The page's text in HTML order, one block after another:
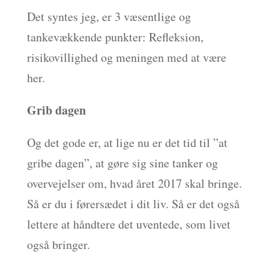
Det syntes jeg, er 3 væsentlige og
tankevækkende punkter: Refleksion,
risikovillighed og meningen med at være
her.
Grib dagen
Og det gode er, at lige nu er det tid til ”at
gribe dagen”, at gøre sig sine tanker og
overvejelser om, hvad året 2017 skal bringe.
Så er du i førersædet i dit liv. Så er det også
lettere at håndtere det uventede, som livet
også bringer.